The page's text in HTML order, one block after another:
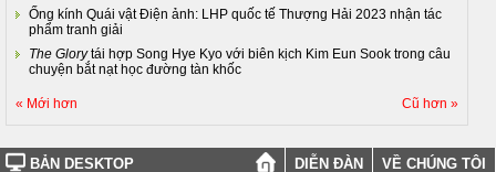
Ống kính Quái vật Điện ảnh: LHP quốc tế Thượng Hải 2023 nhận tác
phẩm tranh giải
The Glorytái hợp Song Hye Kyo với biên kịch Kim Eun Sook trong câu
chuyện bắt nạt học đường tàn khốc
« Mới hơn Cũ hơn »
BẢN DESKTOP DIỄN ĐÀN VỀ CHÚNG TÔI